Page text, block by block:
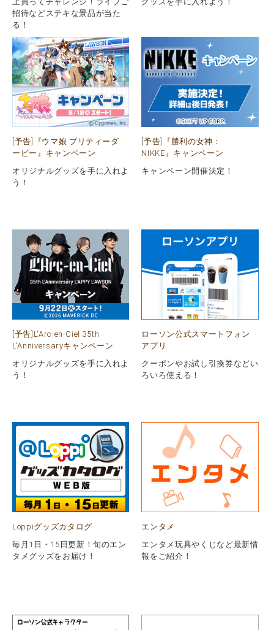
招待などステキな景品が当た
る！
[予告]『ウマ娘 プリティーダ
ービー』キャンペーン
オリジナルグッズを手に入れよ
う！
[予告]『勝利の女神：
NIKKE』キャンペーン
キャンペーン開催決定！
[予告]L'Arc-en-Ciel 35th
L'Anniversaryキャンペーン
オリジナルグッズを手に入れよ
う！
ローソン公式スマートフォン
アプリ
クーポンやお試し引換券などい
ろいろ使える！
Loppiグッズカタログ
毎月1日・15日更新！旬のエン
タメグッズをお届け！
エンタメ
エンタメ玩具やくじなど最新情
報をご紹介！